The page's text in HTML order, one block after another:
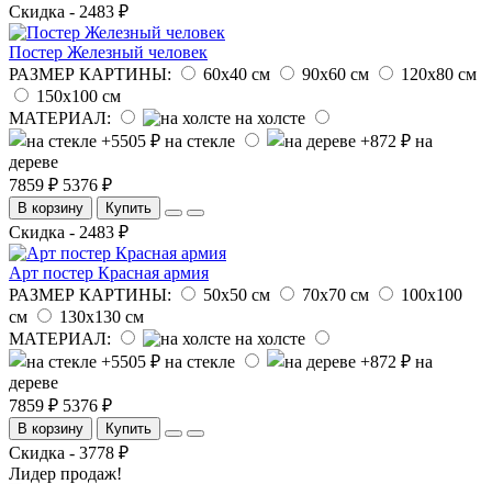
Скидка - 2483 ₽
Постер Железный человек
РАЗМЕР КАРТИНЫ:
60х40 см 90х60 см
120х80 см
150х100 см
МАТЕРИАЛ:
на холсте
на стекле
на
дереве
7859 ₽ 5376 ₽
В корзину Купить
Скидка - 2483 ₽
Арт постер Красная армия
РАЗМЕР КАРТИНЫ:
50х50 см 70х70 см
100х100
см
130х130 см
МАТЕРИАЛ:
на холсте
на стекле
на
дереве
7859 ₽ 5376 ₽
В корзину Купить
Скидка - 3778 ₽
Лидер продаж!